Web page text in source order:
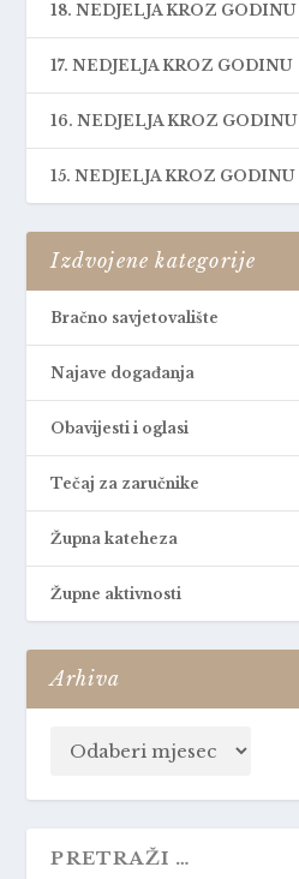
18. NEDJELJA KROZ GODINU
17. NEDJELJA KROZ GODINU
16. NEDJELJA KROZ GODINU
15. NEDJELJA KROZ GODINU
Izdvojene kategorije
Bračno savjetovalište
Najave događanja
Obavijesti i oglasi
Tečaj za zaručnike
Župna kateheza
Župne aktivnosti
Arhiva